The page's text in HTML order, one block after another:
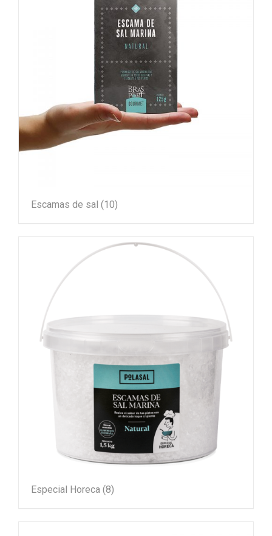
Escamas de sal (10)
Especial Horeca (8)